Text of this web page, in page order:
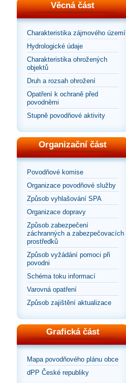
Věcná část
Charakteristika zájmového území
Hydrologické údaje
Charakteristika ohrožených
objektů
Druh a rozsah ohrožení
Opatření k ochraně před
povodněmi
Stupně povodňové aktivity
Organizační část
Povodňové komise
Organizace povodňové služby
Způsob vyhlašování SPA
Organizace dopravy
Způsob zabezpečení
záchranných a zabezpečovacích
prostředků
Způsob vyžádání pomoci při
povodni
Schéma toku informací
Varovná opatření
Způsob zajištění aktualizace
Grafická část
Mapa povodňového plánu obce
dPP České republiky